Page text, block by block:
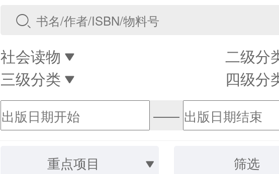
社会读物
二级分
三级分类
四级分
——
重点项目 筛选